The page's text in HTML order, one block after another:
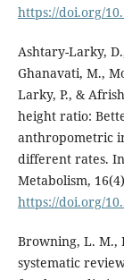
https://doi.org/
Ashtary-Larky,
Ghanavati, M.,
Larky, P., &
height ratio:
anthropometric
different rates.
Metabolism,
https://doi.org/
Browning, L. M.,
systematic